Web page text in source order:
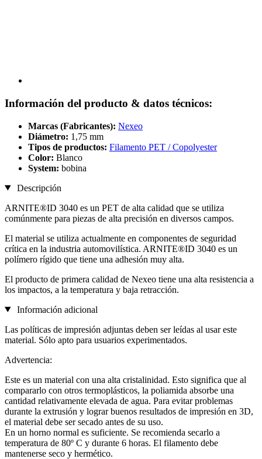
Información del producto & datos técnicos:
Marcas (Fabricantes): Nexeo
Diámetro: 1,75 mm
Tipos de productos: Filamento PET / Copolyester
Color: Blanco
System: bobina
Descripción
ARNITE®ID 3040 es un PET de alta calidad que se utiliza
comúnmente para piezas de alta precisión en diversos campos.
El material se utiliza actualmente en componentes de seguridad
crítica en la industria automovilística. ARNITE®ID 3040 es un
polímero rígido que tiene una adhesión muy alta.
El producto de primera calidad de Nexeo tiene una alta resistencia a
los impactos, a la temperatura y baja retracción.
Información adicional
Las políticas de impresión adjuntas deben ser leídas al usar este
material. Sólo apto para usuarios experimentados.
Advertencia:
Este es un material con una alta cristalinidad. Esto significa que al
compararlo con otros termoplásticos, la poliamida absorbe una
cantidad relativamente elevada de agua. Para evitar problemas
durante la extrusión y lograr buenos resultados de impresión en 3D,
el material debe ser secado antes de su uso.
En un horno normal es suficiente. Se recomienda secarlo a
temperatura de 80º C y durante 6 horas. El filamento debe
mantenerse seco y hermético.